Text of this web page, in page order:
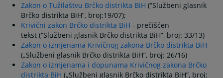
Zakon o Tužilaštvu Brčko distrikta BiH (“Službeni glasnik
Brčko distrikta BiH”, broj:19/07);
Krivični zakon Brčko distrikta BiH - prečišćen
tekst (“Službeni glasnik Brčko distrikta BiH”, broj: 33/13)
Zakon o izmjenama Krivičnog zakona Brčko distrikta BiH
(„Službeni glasnik Brčko distrikta BiH”, broj: 26/16)
Zakon o izmjenama i dopunama Krivičnog zakona Brčko
distrikta BiH („Službeni glasnik Brčko distrikta BiH”, broj: